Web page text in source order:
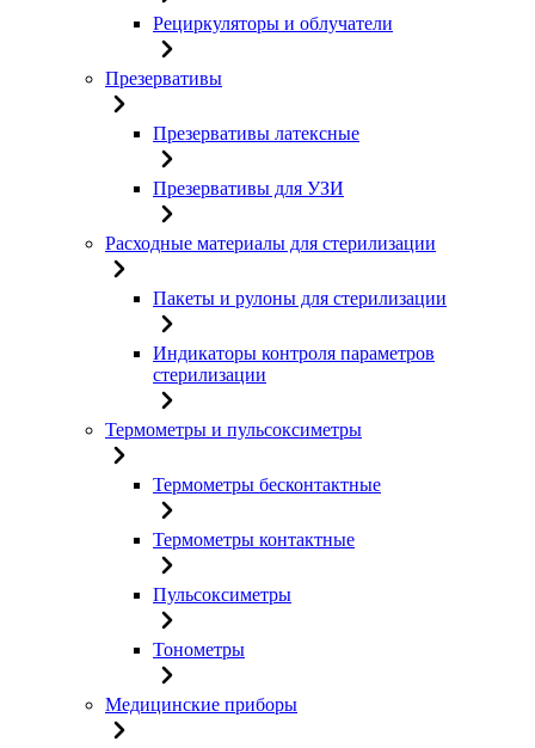
Рециркуляторы и облучатели
Презервативы
Презервативы латексные
Презервативы для УЗИ
Расходные материалы для стерилизации
Пакеты и рулоны для стерилизации
Индикаторы контроля параметров
стерилизации
Термометры и пульсоксиметры
Термометры бесконтактные
Термометры контактные
Пульсоксиметры
Тонометры
Медицинские приборы